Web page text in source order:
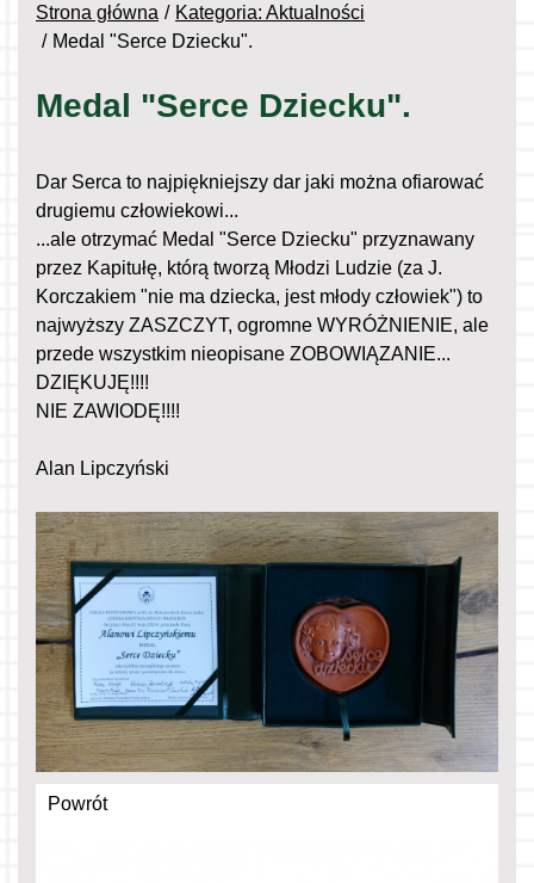
Strona główna
Kategoria: Aktualności
Medal "Serce Dziecku".
Medal "Serce Dziecku".
Dar Serca to najpiękniejszy dar jaki można ofiarować
drugiemu człowiekowi...
...ale otrzymać Medal "Serce Dziecku" przyznawany
przez Kapitułę, którą tworzą Młodzi Ludzie (za J.
Korczakiem "nie ma dziecka, jest młody człowiek") to
najwyższy ZASZCZYT, ogromne WYRÓŻNIENIE, ale
przede wszystkim nieopisane ZOBOWIĄZANIE...
DZIĘKUJĘ!!!!
NIE ZAWIODĘ!!!!
Alan Lipczyński
Powrót